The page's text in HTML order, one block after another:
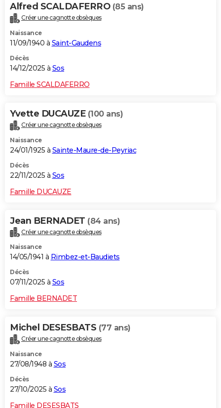
Alfred SCALDAFERRO (85 ans)
Créer une cagnotte obsèques
Naissance
11/09/1940 à Saint-Gaudens
Décès
14/12/2025 à Sos
Famille SCALDAFERRO
Yvette DUCAUZE (100 ans)
Créer une cagnotte obsèques
Naissance
24/01/1925 à Sainte-Maure-de-Peyriac
Décès
22/11/2025 à Sos
Famille DUCAUZE
Jean BERNADET (84 ans)
Créer une cagnotte obsèques
Naissance
14/05/1941 à Rimbez-et-Baudiets
Décès
07/11/2025 à Sos
Famille BERNADET
Michel DESESBATS (77 ans)
Créer une cagnotte obsèques
Naissance
27/08/1948 à Sos
Décès
27/10/2025 à Sos
Famille DESESBATS